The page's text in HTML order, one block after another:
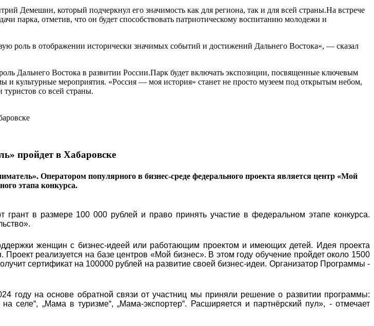
Демешин, который подчеркнул его значимость как для региона, так и для всей страны.На встрече
парка, отметив, что он будет способствовать патриотическому воспитанию молодежи и
роль в отображении исторически значимых событий и достижений Дальнего Востока», — сказал
Дальнего Востока в развитии России.Парк будет включать экспозиции, посвященные ключевым
культурные мероприятия. «Россия — моя история» станет не просто музеем под открытым небом,
со всей страны.
пройдет в Хабаровске
Оператором популярного в бизнес-среде федерального проекта является центр «Мой
этапа конкурса.
в размере 100 000 рублей и право принять участие в федеральном этапе конкурса.
женщин с бизнес-идеей или работающим проектом и имеющих детей. Идея проекта
реализуется на базе центров «Мой бизнес». В этом году обучение пройдет около 1500
сертификат на 100000 рублей на развитие своей бизнес-идеи. Организатор Программы -
году на основе обратной связи от участниц мы приняли решение о развитии программы:
„Мама в туризме“, „Мама-экспортер“. Расширяется и партнёрский пул», - отмечает